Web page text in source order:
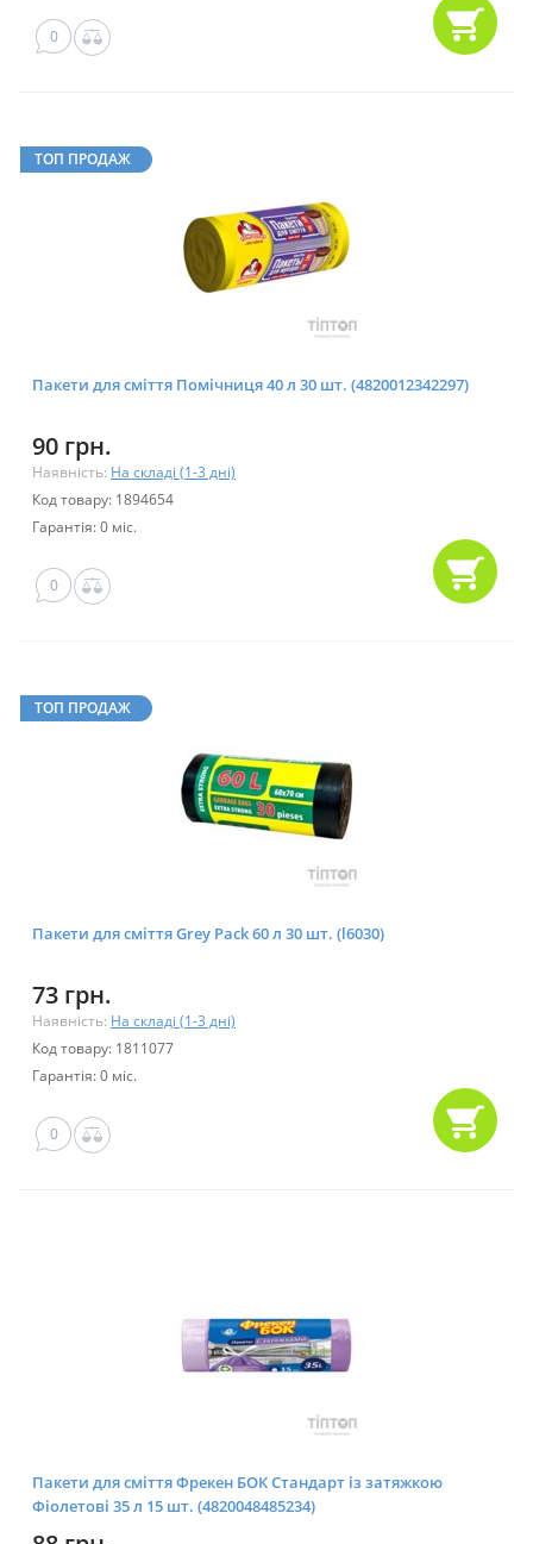
0
ТОП ПРОДАЖ
Пакети для сміття Помічниця 40 л 30 шт. (4820012342297)
90 грн.
Наявність: На складі (1-3 дні)
Код товару: 1894654
Гарантія: 0 міс.
0
ТОП ПРОДАЖ
Пакети для сміття Grey Pack 60 л 30 шт. (l6030)
73 грн.
Наявність: На складі (1-3 дні)
Код товару: 1811077
Гарантія: 0 міс.
0
Пакети для сміття Фрекен БОК Стандарт із затяжкою
Фіолетові 35 л 15 шт. (4820048485234)